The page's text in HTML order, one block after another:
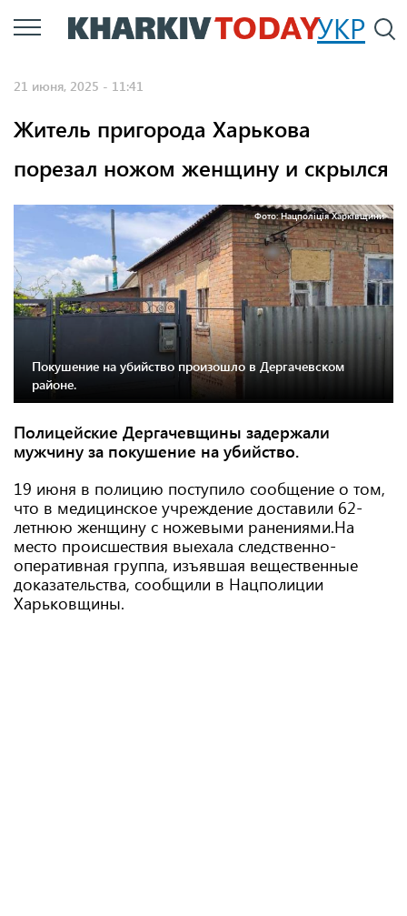
Перейти
к
УКР
21 июня, 2025 - 11:41
Житель пригорода Харькова
порезал ножом женщину и скрылся
Фото: Нацполіція Харківщини
Покушение на убийство произошло в Дергачевском
районе.
Полицейские Дергачевщины задержали
мужчину за покушение на убийство.
19 июня в полицию поступило сообщение о том,
что в медицинское учреждение доставили 62-
летнюю женщину с ножевыми ранениями.На
место происшествия выехала следственно-
оперативная группа, изъявшая вещественные
доказательства, сообщили в Нацполиции
Харьковщины.